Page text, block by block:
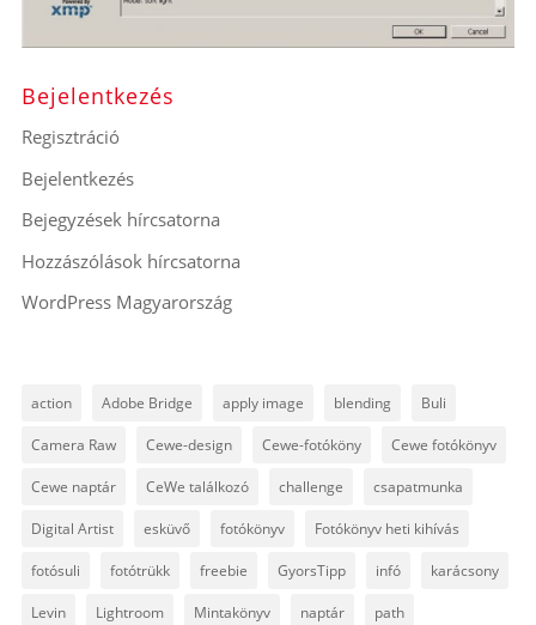
Bejelentkezés
Regisztráció
Bejelentkezés
Bejegyzések hírcsatorna
Hozzászólások hírcsatorna
WordPress Magyarország
action Adobe Bridge apply image blending Buli
Camera Raw Cewe-design Cewe-fotóköny Cewe fotókönyv
Cewe naptár CeWe találkozó challenge csapatmunka
Digital Artist esküvő fotókönyv Fotókönyv heti kihívás
fotósuli fotótrükk freebie GyorsTipp infó karácsony
Levin Lightroom Mintakönyv naptár path